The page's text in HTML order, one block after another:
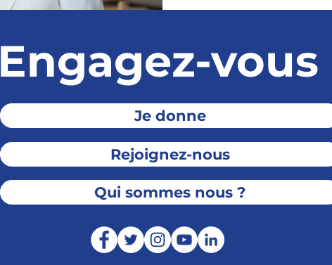
Engagez-vous
Je donne
Rejoignez-nous
Qui sommes nous ?